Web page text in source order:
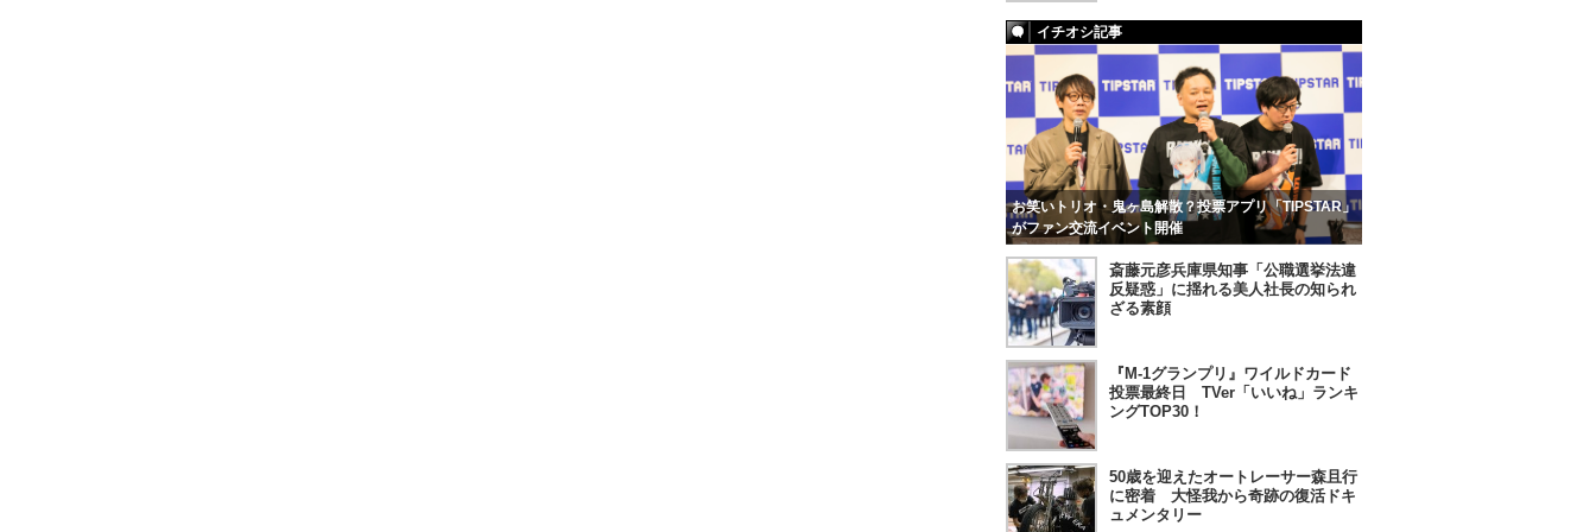
イチオシ記事
お笑いトリオ・鬼ヶ島解散？投票アプリ「TIPSTAR」
がファン交流イベント開催
斎藤元彦兵庫県知事「公職選挙法違
反疑惑」に揺れる美人社長の知られ
ざる素顔
『M-1グランプリ』ワイルドカード
投票最終日 TVer「いいね」ランキ
ングTOP30！
50歳を迎えたオートレーサー森且行
に密着 大怪我から奇跡の復活ドキ
ュメンタリー